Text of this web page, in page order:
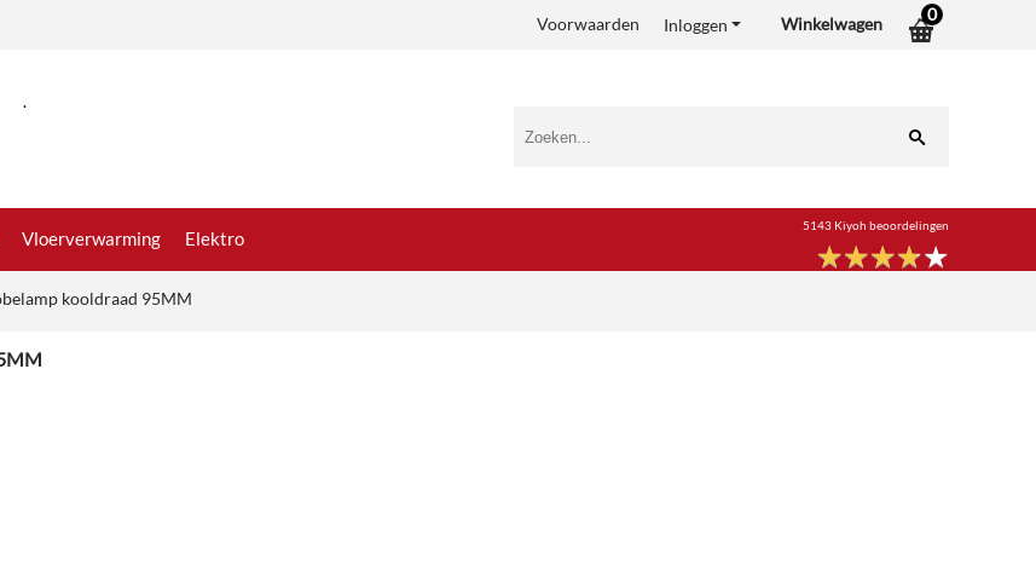
Winkelwagen 0
Inloggen
Voorwaarden
.
Vloerverwarming Elektro
5143 Kiyoh beoordelingen
★★★★★
★★★★★
kooldraad 95MM